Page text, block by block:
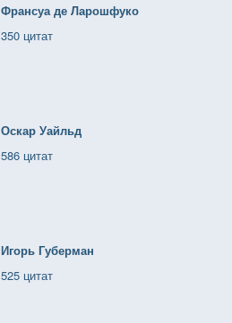
Франсуа де Ларошфуко
350 цитат
Оскар Уайльд
586 цитат
Игорь Губерман
525 цитат